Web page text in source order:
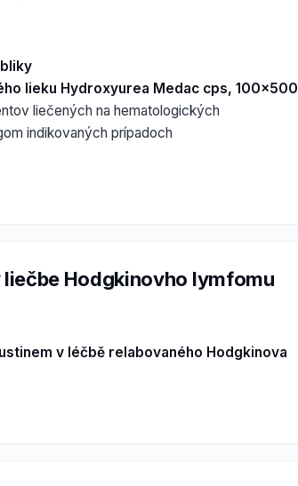
lieku Hydroxyurea Medac cps, 100x500
liečených na hematologických
indikovaných prípadoch
Hodgkinovho lymfomu
v léčbě relabovaného Hodgkinova